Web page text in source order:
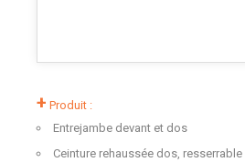
+ Produit :
Entrejambe devant et dos
Ceinture rehaussée dos, resserrable